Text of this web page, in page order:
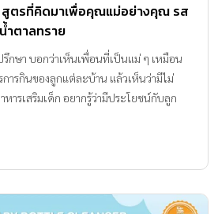
สูตรที่คิดมาเพื่อคุณแม่อย่างคุณ รส
ำตาลทราย
กษา บอกว่าเห็นเพื่อนที่เป็นแม่ ๆ เหมือน
การกินของลูกแต่ละบ้าน แล้วเห็นว่ามีไม่
ารเสริมเด็ก อยากรู้ว่ามีประโยชน์กับลูก